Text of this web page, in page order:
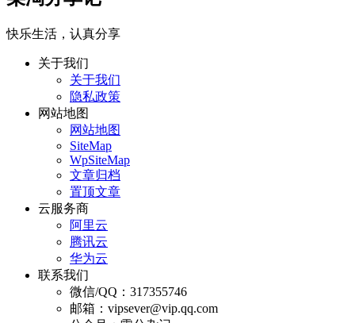
快乐生活，认真分享
关于我们
关于我们
隐私政策
网站地图
网站地图
SiteMap
WpSiteMap
文章归档
置顶文章
云服务商
阿里云
腾讯云
华为云
联系我们
微信/QQ：317355746
邮箱：vipsever@vip.qq.com